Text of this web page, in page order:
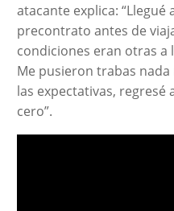
atacante explica:
precontrato antes de
condiciones eran otras a
Me pusieron trabas
las expectativas, regresé
cero”.